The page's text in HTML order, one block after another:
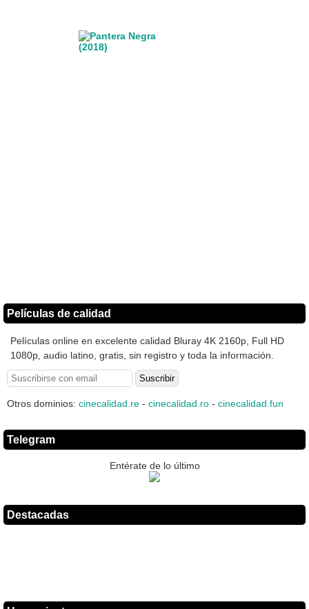
Películas de calidad
Películas online en excelente calidad Bluray 4K 2160p, Full HD
1080p, audio latino, gratis, sin registro y toda la información.
Otros dominios: cinecalidad.re - cinecalidad.ro - cinecalidad.fun
Telegram
Entérate de lo último
Destacadas